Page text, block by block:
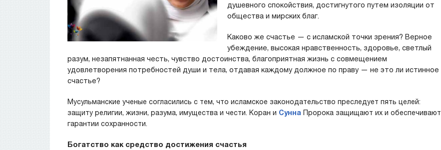
душевного спокойствия, достигнутого путем изоляции от
общества и мирских благ.
Каково же счастье — с исламской точки зрения? Верное
убеждение, высокая нравственность, здоровье, светлый
разум, незапятнанная честь, чувство достоинства, благоприятная жизнь с совмещением
удовлетворения потребностей души и тела, отдавая каждому должное по праву — не это ли истинное
счастье?
Мусульманские ученые согласились с тем, что исламское законодательство преследует пять целей:
защиту религии, жизни, разума, имущества и чести. Коран и Сунна Пророка защищают их и обеспечивают
гарантии сохранности.
Богатство как средство достижения счастья